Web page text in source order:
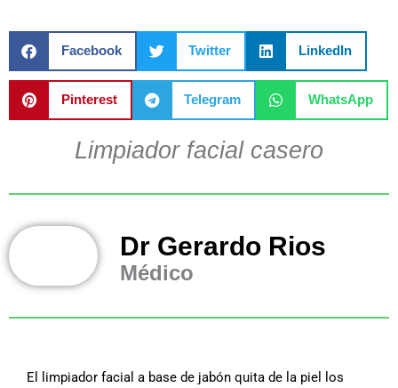
Facebook Twitter LinkedIn
Pinterest Telegram WhatsApp
Limpiador facial casero
Dr Gerardo Rios
Médico
El limpiador facial a base de jabón quita de la piel los